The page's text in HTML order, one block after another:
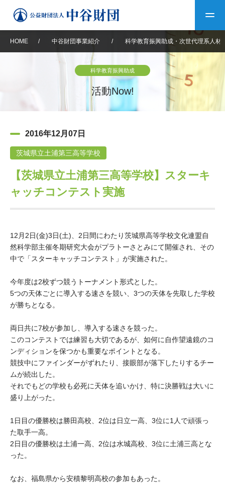
中谷財団について
設立趣意書
沿革 40年史デジタルブック
中谷財団40年史
役員・評議員 公開情報
中谷財団事業紹介
神戸賞 長期大型研究助成
大学院生奨学金
国際学生交流プログラ
ム
科学教育振興助成・
次世代理系人材育成プ
ログラム助成
中谷財団動画紹介
その他情報
アクセス よくあるご質問
サイトマップ 中谷財団アーカイブ
日本語 English マイページ
HOME / 中谷財団事業紹介 / 科学教育振興助成・次世代理系人材
科学教育振興助成
活動Now!
2016年12月07日
茨城県立土浦第三高等学校
【茨城県立土浦第三高等学校】スターキ
ャッチコンテスト実施
12月2日(金)3日(土)、2日間にわたり茨城県高等学校文化連盟自
然科学部主催冬期研究大会がプラトーさとみにて開催され、その
中で「スターキャッチコンテスト」が実施された。
今年度は2校ずつ競うトーナメント形式とした。
5つの天体ごとに導入する速さを競い、3つの天体を先取した学校
が勝ちとなる。
両日共に7校が参加し、導入する速さを競った。
このコンテストでは練習も大切であるが、如何に自作望遠鏡のコ
ンディションを保つかも重要なポイントとなる。
競技中にファインダーがずれたり、接眼部が落下したりするチー
ムが続出した。
それでもどの学校も必死に天体を追いかけ、特に決勝戦は大いに
盛り上がった。
1日目の優勝校は勝田高校、2位は日立一高、3位に1人で頑張っ
た取手一高。
2日目の優勝校は土浦一高、2位は水城高校、3位に土浦三高とな
った。
なお、福島県から安積黎明高校の参加もあった。